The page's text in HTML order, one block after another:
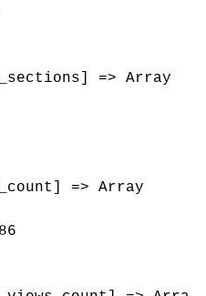
=> Array
=> Array